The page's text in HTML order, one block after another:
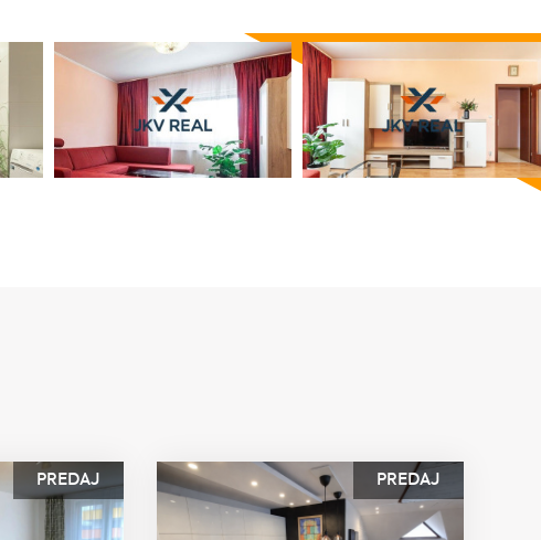
PREDAJ PREDAJ